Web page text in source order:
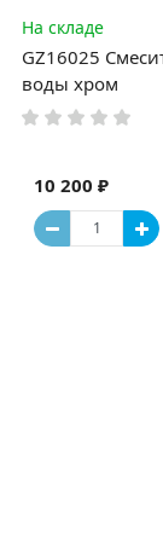
На складе
GZ16025
воды хром
10 200 ₽